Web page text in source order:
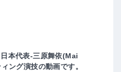
本代表-三原舞依(Mai
ング演技の動画です。